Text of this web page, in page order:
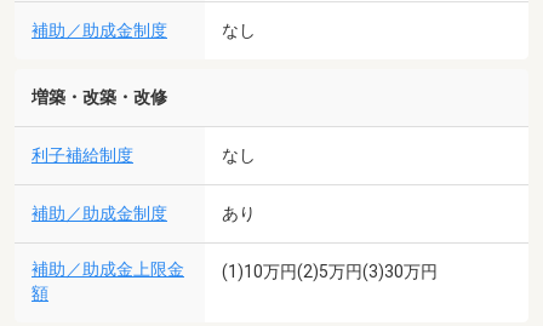
補助／助成金制度 なし
増築・改築・改修
利子補給制度 なし
補助／助成金制度 あり
補助／助成金上限金
額
(1)10万円(2)5万円(3)30万円